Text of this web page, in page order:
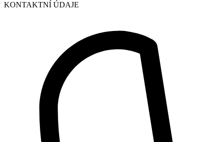
KONTAKTNÍ ÚDAJE